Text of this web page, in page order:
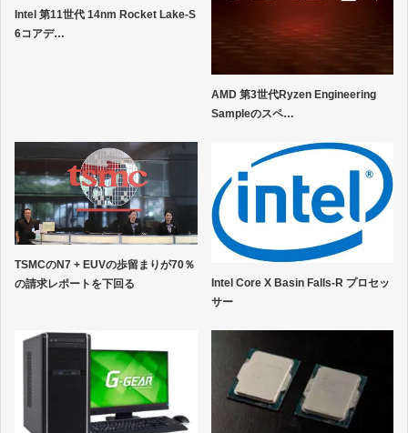
Intel 第11世代 14nm Rocket Lake-S
6コアデ…
AMD 第3世代Ryzen Engineering
Sampleのスペ…
TSMCのN7 + EUVの歩留まりが70％
の請求レポートを下回る
Intel Core X Basin Falls-R プロセッ
サー